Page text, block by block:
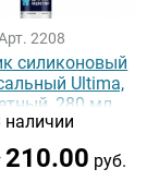
2208
силиконовый
Ultima,
280 мл
наличии
210.00 руб.